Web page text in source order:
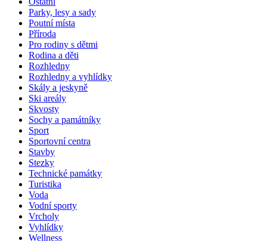
Parky, lesy a sady
Poutní místa
Příroda
Pro rodiny s dětmi
Rodina a děti
Rozhledny
Rozhledny a vyhlídky
Skály a jeskyně
Ski areály
Skvosty
Sochy a památníky
Sport
Sportovní centra
Stavby
Stezky
Technické památky
Turistika
Voda
Vodní sporty
Vrcholy
Vyhlídky
Wellness